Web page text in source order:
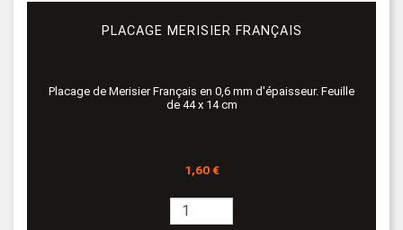
PLACAGE MERISIER FRANÇAIS
Placage de Merisier Français en 0,6 mm d'épaisseur. Feuille
de 44 x 14 cm
Prix
1,60 €